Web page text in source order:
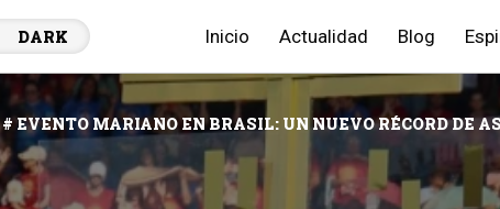
DARK Inicio Actualidad Blog
# EVENTO MARIANO EN BRASIL: UN NUEVO RÉCORD DE